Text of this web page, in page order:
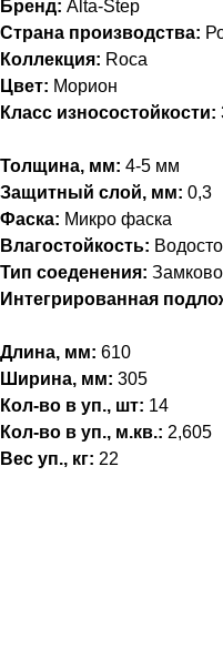
Бренд: Alta-Step
Страна производства:
Коллекция: Roca
Цвет: Морион
Класс износостойкости:
Толщина, мм: 4-5 мм
Защитный слой, мм: 0,3
Фаска: Микро фаска
Влагостойкость:
Тип соеденения:
Интегрированная
Длина, мм: 610
Ширина, мм: 305
Кол-во в уп., шт: 14
Кол-во в уп., м.кв.: 2,605
Вес уп., кг: 22